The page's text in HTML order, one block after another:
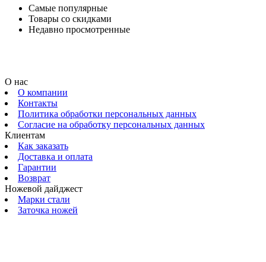
Самые популярные
Товары со скидками
Недавно просмотренные
О нас
О компании
Контакты
Политика обработки персональных данных
Согласие на обработку персональных данных
Клиентам
Как заказать
Доставка и оплата
Гарантии
Возврат
Ножевой дайджест
Марки стали
Заточка ножей